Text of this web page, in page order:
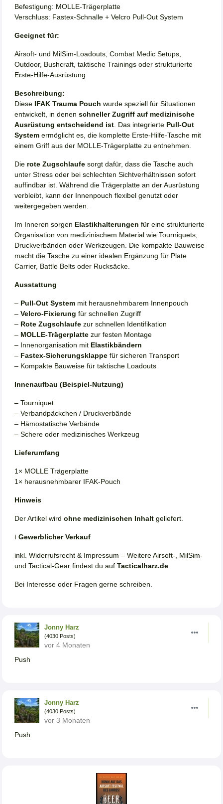
Befestigung: MOLLE-Trägerplatte
Verschluss: Fastex-Schnalle + Velcro Pull-Out System
Geeignet für:
Airsoft- und MilSim-Loadouts, Combat Medic Setups,
Outdoor, Bushcraft, taktische Trainings oder strukturierte
Erste-Hilfe-Ausrüstung
Beschreibung:
Diese IFAK Trauma Pouch wurde speziell für Situationen
entwickelt, in denen schneller Zugriff auf medizinische
Ausrüstung entscheidend ist. Das integrierte Pull-Out
System ermöglicht es, die komplette Erste-Hilfe-Tasche mit
einem Griff aus der MOLLE-Trägerplatte zu entnehmen.
Die rote Zugschlaufe sorgt dafür, dass die Tasche auch
unter Stress oder bei schlechten Sichtverhältnissen sofort
auffindbar ist. Während die Trägerplatte an der Ausrüstung
verbleibt, kann der Innenpouch flexibel genutzt oder
weitergegeben werden.
Im Inneren sorgen Elastikhalterungen für eine strukturierte
Organisation von medizinischem Material wie Tourniquets,
Druckverbänden oder Werkzeugen. Die kompakte Bauweise
macht die Tasche zu einer idealen Ergänzung für Plate
Carrier, Battle Belts oder Rucksäcke.
Ausstattung
– Pull-Out System mit herausnehmbarem Innenpouch
– Velcro-Fixierung für schnellen Zugriff
– Rote Zugschlaufe zur schnellen Identifikation
– MOLLE-Trägerplatte zur festen Montage
– Innenorganisation mit Elastikbändern
– Fastex-Sicherungsklappe für sicheren Transport
– Kompakte Bauweise für taktische Loadouts
Innenaufbau (Beispiel-Nutzung)
– Tourniquet
– Verbandpäckchen / Druckverbände
– Hämostatische Verbände
– Schere oder medizinisches Werkzeug
Lieferumfang
1× MOLLE Trägerplatte
1× herausnehmbarer IFAK-Pouch
Hinweis
Der Artikel wird ohne medizinischen Inhalt geliefert.
ℹ️ Gewerblicher Verkauf
inkl. Widerrufsrecht & Impressum – Weitere Airsoft-, MilSim-
und Tactical-Gear findest du auf Tacticalharz.de
Bei Interesse oder Fragen gerne schreiben.
Jonny Harz
(4030 Posts)
vor 4 Monaten
Push
Jonny Harz
(4030 Posts)
vor 3 Monaten
Push